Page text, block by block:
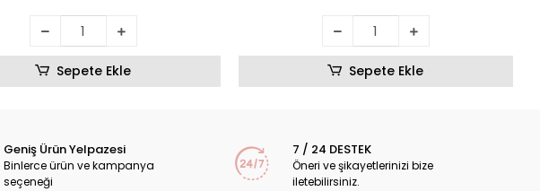
Sepete Ekle Sepete Ekle
Geniş Ürün Yelpazesi
Binlerce ürün ve kampanya
seçeneği
7 / 24 DESTEK
Öneri ve şikayetlerinizi bize
iletebilirsiniz.